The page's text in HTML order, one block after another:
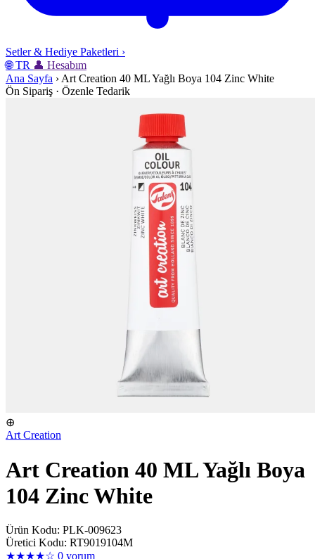
Setler & Hediye Paketleri ›
🌐 TR 👤 Hesabım
Ana Sayfa › Art Creation 40 ML Yağlı Boya 104 Zinc White
Ön Sipariş · Özenle Tedarik
⊕
Art Creation
Art Creation 40 ML Yağlı Boya
104 Zinc White
Ürün Kodu: PLK-009623
Üretici Kodu: RT9019104M
★★★★☆ 0 yorum